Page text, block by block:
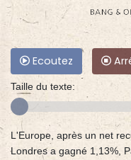
Ecoutez
Taille du texte:
L'Europe, après un net
Londres a gagné 1,13%,